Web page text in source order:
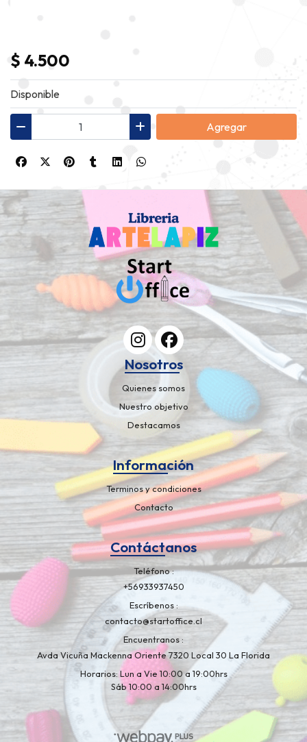
$ 4.500
Disponible
Agregar
Nosotros
Quienes somos
Nuestro objetivo
Destacamos
Información
Terminos y condiciones
Contacto
Contáctanos
Teléfono
+56933937450
Escríbenos
contacto@startoffice.cl
Encuentranos
Avda Vicuña Mackenna Oriente 7320 Local 30 La Florida
Horarios: Lun a Vie 10:00 a 19:00hrs
Sáb 10:00 a 14:00hrs